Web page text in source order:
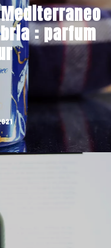
: parfum